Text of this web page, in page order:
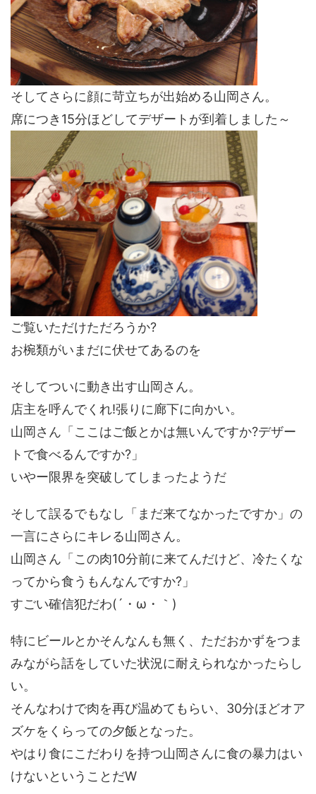
そしてさらに顔に苛立ちが出始める山岡さん。
席につき15分ほどしてデザートが到着しました～
ご覧いただけただろうか?
お椀類がいまだに伏せてあるのを
そしてついに動き出す山岡さん。
店主を呼んでくれ!張りに廊下に向かい。
山岡さん「ここはご飯とかは無いんですか?デザー
トで食べるんですか?」
いやー限界を突破してしまったようだ
そして誤るでもなし「まだ来てなかったですか」の
一言にさらにキレる山岡さん。
山岡さん「この肉10分前に来てんだけど、冷たくな
ってから食うもんなんですか?」
すごい確信犯だわ(´・ω・｀)
特にビールとかそんなんも無く、ただおかずをつま
みながら話をしていた状況に耐えられなかったらし
い。
そんなわけで肉を再び温めてもらい、30分ほどオア
ズケをくらっての夕飯となった。
やはり食にこだわりを持つ山岡さんに食の暴力はい
けないということだW